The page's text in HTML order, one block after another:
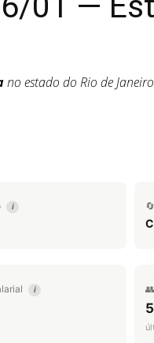
no estado do Rio de
i
i